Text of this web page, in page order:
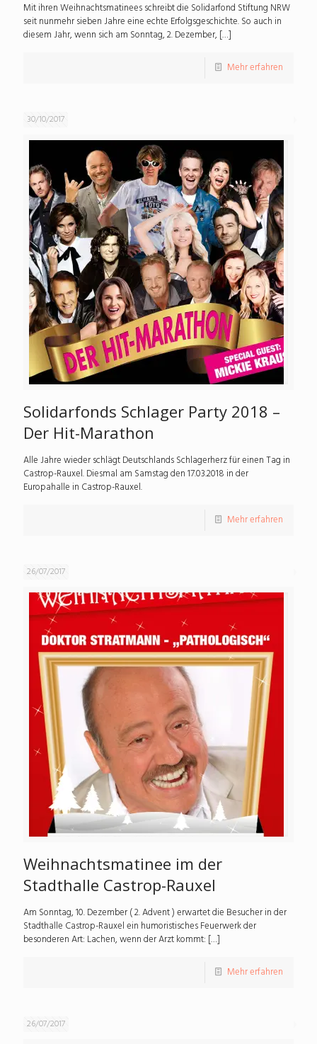
Mit ihren Weihnachtsmatinees schreibt die Solidarfond Stiftung NRW
seit nunmehr sieben Jahre eine echte Erfolgsge­schichte. So auch in
die­sem Jahr, wenn sich am Sonntag, 2. Dezember, […]
Mehr erfahren
30/10/2017
Solidarfonds Schlager Party 2018 –
Der Hit-Marathon
Alle Jahre wieder schlägt Deutschlands Schlagerherz für einen Tag in
Castrop-Rauxel. Diesmal am Samstag den 17.03.2018 in der
Europahalle in Castrop-Rauxel.
Mehr erfahren
26/07/2017
Weihnachtsmatinee im der
Stadthalle Castrop-Rauxel
Am Sonntag, 10. Dezember ( 2. Advent ) erwartet die Besucher in der
Stadthalle Castrop-Rauxel ein humoristisches Feuerwerk der
besonderen Art: Lachen, wenn der Arzt kommt: […]
Mehr erfahren
26/07/2017